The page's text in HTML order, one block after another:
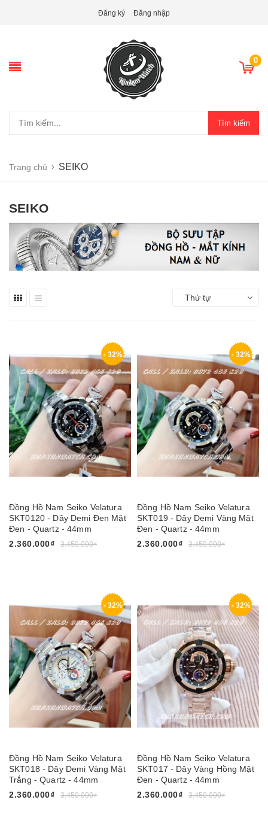
Đăng ký Đăng nhập
0
Tìm kiếm
Trang chủ SEIKO
SEIKO
Thứ tự
- 32%
Đồng Hồ Nam Seiko Velatura
SKT0120 - Dây Demi Đen Mặt
Đen - Quartz - 44mm
2.360.000₫
3.450.000₫
- 32%
Đồng Hồ Nam Seiko Velatura
SKT019 - Dây Demi Vàng Mặt
Đen - Quartz - 44mm
2.360.000₫
3.450.000₫
- 32%
Đồng Hồ Nam Seiko Velatura
SKT018 - Dây Demi Vàng Mặt
Trắng - Quartz - 44mm
2.360.000₫
3.450.000₫
- 32%
Đồng Hồ Nam Seiko Velatura
SKT017 - Dây Vàng Hồng Mặt
Đen - Quartz - 44mm
2.360.000₫
3.450.000₫